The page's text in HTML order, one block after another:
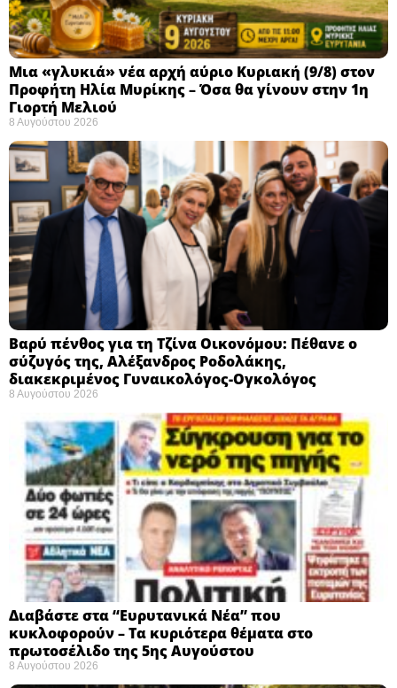
Μια «γλυκιά» νέα αρχή αύριο Κυριακή (9/8) στον
Προφήτη Ηλία Μυρίκης – Όσα θα γίνουν στην 1η
Γιορτή Μελιού
8 Αυγούστου 2026
Βαρύ πένθος για τη Τζίνα Οικονόμου: Πέθανε ο
σύζυγός της, Αλέξανδρος Ροδολάκης,
διακεκριμένος Γυναικολόγος-Ογκολόγος
8 Αυγούστου 2026
Διαβάστε στα “Ευρυτανικά Νέα” που
κυκλοφορούν – Τα κυριότερα θέματα στο
πρωτοσέλιδο της 5ης Αυγούστου
8 Αυγούστου 2026